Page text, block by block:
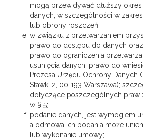
mogą przewidywać dłuższy
danych, w szczególności w
lub obrony roszczeń;
w związku z przetwarzaniem
prawo do dostępu do danych oraz
prawo do ograniczenia
usunięcia danych, prawo do
Prezesa Urzędu Ochrony Danych
Stawki 2, 00-193 Warszawa);
dotyczące poszczególnych praw
w § 5;
podanie danych, jest wymogiem
a odmowa ich podania może
lub wykonanie umowy;